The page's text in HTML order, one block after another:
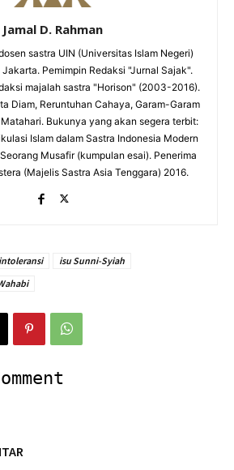
Jamal D. Rahman
sastra UIN (Universitas Islam Negeri)
Pemimpin Redaksi "Jurnal Sajak".
majalah sastra "Horison" (2003-2016).
Diam, Reruntuhan Cahaya, Garam-Garam
Bukunya yang akan segera terbit:
Islam dalam Sastra Indonesia Modern
Musafir (kumpulan esai). Penerima
(Majelis Sastra Asia Tenggara) 2016.
intoleransi
isu Sunni-Syiah